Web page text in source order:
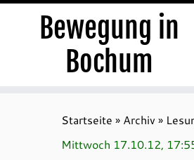
Bewegung in
Bochum
Startseite » Archiv »
Mittwoch 17.10.12,